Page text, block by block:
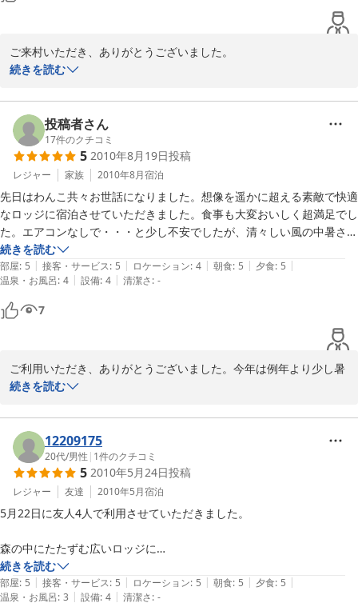
ご来村いただき、ありがとうございました。
ご満足いただけて、スタッフ一同大変うれしく思います。ペットと
潔にしてまいりたいと思います。今後、石窯でピザ焼きやパン焼き
体験など、気軽にアウトドアをお楽しみいただけるメニューをさら
に増やしていく予定です。またのご来村を心よりお待ちしておりま
す。
2010-08-22
続きを読む
投稿者さん
17件のクチコミ
5 2010年8月19日投稿
レジャー 家族 2010年8月宿泊
先日はわんこ共々お世話になりました。想像を遥かに超える素敵で快適
なロッジに宿泊させていただきました。食事も大変おいしく超満足でし
た。エアコンなしで・・・と少し不安でしたが、清々しい風の中暑さを
感じることなく快適な時間を過ごさせていただきました。また、是非と
も利用させていただきたいです。
続きを読む
部屋: 5 | 接客・サービス: 5 | ロケーション: 4 | 朝食: 5 | 夕食: 5 |
温泉・お風呂: 4 | 設備: 4 | 清潔さ: -
7
ご利用いただき、ありがとうございました。今年は例年より少し暑
い日もありましたが、心地よくお過ごしいただけたようで、大変う
ジや食堂など清潔に、お客様のご利用しやすい施設にしてまいりた
いと思います。このたびはご宿泊いただき、ありがとうございまし
た。
2010-08-19
続きを読む
12209175
20代/男性 | 1件のクチコミ
5 2010年5月24日投稿
レジャー 友達 2010年5月宿泊
5月22日に友人4人で利用させていただきました。
森の中にたたずむ広いロッジに
おいしいお食事。
室内もしっかりと手入れがされておりきれいで
過ごしやすかったです。
続きを読む
部屋: 5 | 接客・サービス: 5 | ロケーション: 5 | 朝食: 5 | 夕食: 5 |
温泉・お風呂: 3 | 設備: 4 | 清潔さ: -